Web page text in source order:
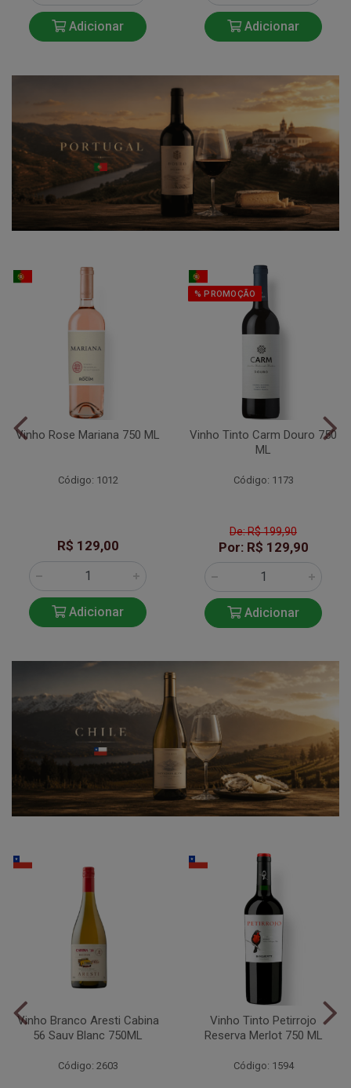
Adicionar Adicionar
Vinho Rose Mariana 750 ML
Código: 1012
R$ 129,00
Adicionar
% PROMOÇÃO
Vinho Tinto Carm Douro 750
ML
Código: 1173
De: R$ 199,90
Por: R$ 129,90
Adicionar
Vinho Branco Aresti Cabina
56 Sauv Blanc 750ML
Código: 2603
Vinho Tinto Petirrojo
Reserva Merlot 750 ML
Código: 1594